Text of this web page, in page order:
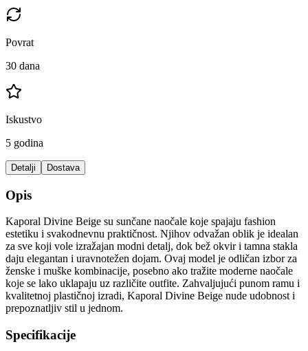
Povrat
30 dana
Iskustvo
5 godina
Detalji Dostava
Opis
Kaporal Divine Beige su sunčane naočale koje spajaju fashion
estetiku i svakodnevnu praktičnost. Njihov odvažan oblik je idealan
za sve koji vole izražajan modni detalj, dok bež okvir i tamna stakla
daju elegantan i uravnotežen dojam. Ovaj model je odličan izbor za
ženske i muške kombinacije, posebno ako tražite moderne naočale
koje se lako uklapaju uz različite outfite. Zahvaljujući punom ramu i
kvalitetnoj plastičnoj izradi, Kaporal Divine Beige nude udobnost i
prepoznatljiv stil u jednom.
Specifikacije